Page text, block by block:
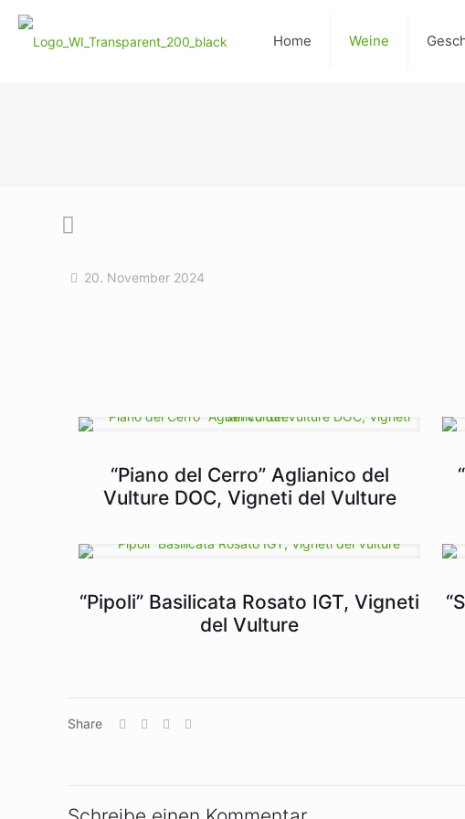
Home Weine
20. November 2024
“Piano del Cerro” Aglianico del
Vulture DOC, Vigneti del Vulture
“Pipoli” Basilicata Rosato IGT, Vigneti
del Vulture
Share